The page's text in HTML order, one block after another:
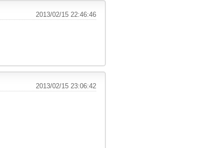
2013/02/15 22:46:46
2013/02/15 23:06:42